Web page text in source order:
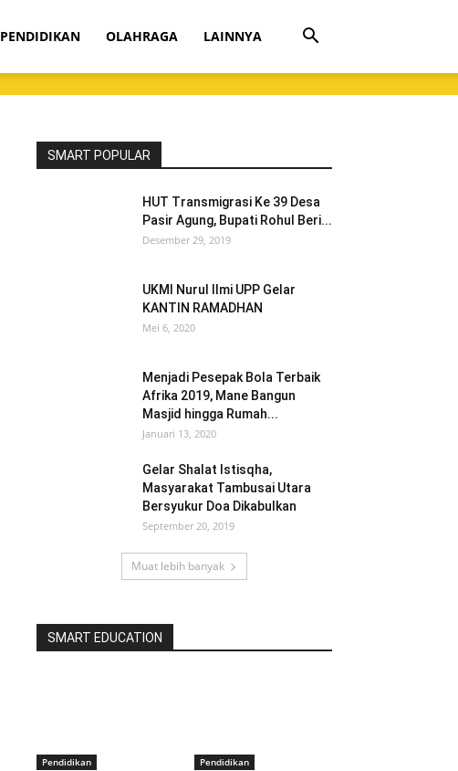
PENDIDIKAN OLAHRAGA LAINNYA
SMART POPULAR
HUT Transmigrasi Ke 39 Desa
Pasir Agung, Bupati Rohul Beri...
Desember 29, 2019
UKMI Nurul Ilmi UPP Gelar
KANTIN RAMADHAN
Mei 6, 2020
Menjadi Pesepak Bola Terbaik
Afrika 2019, Mane Bangun
Masjid hingga Rumah...
Januari 13, 2020
Gelar Shalat Istisqha,
Masyarakat Tambusai Utara
Bersyukur Doa Dikabulkan
September 20, 2019
Muat lebih banyak
SMART EDUCATION
Pendidikan Pendidikan